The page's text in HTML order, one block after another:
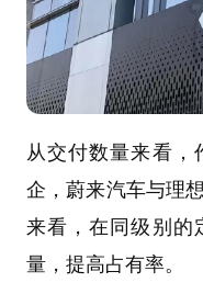
从交付数量来看，
企，蔚来汽车与理
来看，在同级别的
量，提高占有率。